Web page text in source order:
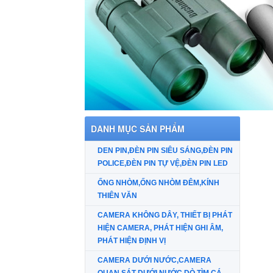
DANH MỤC SẢN PHẨM
DEN PIN,ĐÈN PIN SIÊU SÁNG,ĐÈN PIN
POLICE,ĐÈN PIN TỰ VỆ,ĐÈN PIN LED
ỐNG NHÒM,ỐNG NHÒM ĐÊM,KÍNH
THIÊN VĂN
CAMERA KHÔNG DÂY, THIẾT BỊ PHÁT
HIỆN CAMERA, PHÁT HIỆN GHI ÂM,
PHÁT HIỆN ĐỊNH VỊ
CAMERA DƯỚI NƯỚC,CAMERA